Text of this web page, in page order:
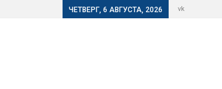
ЧЕТВЕРГ, 6 АВГУСТА, 2026 vk